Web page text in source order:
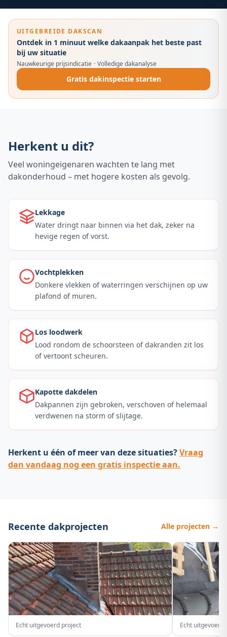
UITGEBREIDE DAKSCAN
Ontdek in 1 minuut welke dakaanpak het beste past
bij uw situatie
Nauwkeurige prijsindicatie · Volledige dakanalyse
Gratis dakinspectie starten
Herkent u dit?
Veel woningeigenaren wachten te lang met
dakonderhoud – met hogere kosten als gevolg.
Lekkage
Water dringt naar binnen via het dak, zeker na
hevige regen of vorst.
Vochtplekken
Donkere vlekken of waterringen verschijnen op uw
plafond of muren.
Los loodwerk
Lood rondom de schoorsteen of dakranden zit los
of vertoont scheuren.
Kapotte dakdelen
Dakpannen zijn gebroken, verschoven of helemaal
verdwenen na storm of slijtage.
Herkent u één of meer van deze situaties?Vraag
dan vandaag nog een gratis inspectie aan.
Recente dakprojecten Alle projecten →
Echt uitgevoerd project Echt uitgevoerd